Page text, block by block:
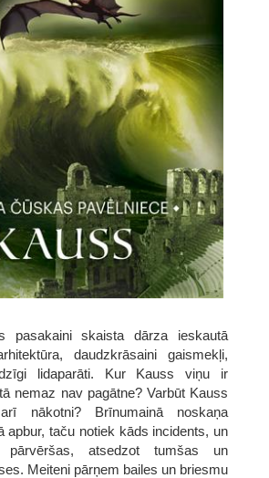
pasakaini skaista dārza ieskautā
daudzkrāsaini gaismekļi,
lidaparāti. Kur Kauss viņu ir
nemaz nav pagātne? Varbūt Kauss
nākotni? Brīnumainā noskaņa
apbur, taču notiek kāds incidents, un
atsedzot tumšas un
Meiteni pārņem bailes un briesmu